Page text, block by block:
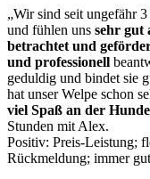
„Wir sind seit ungefähr
und fühlen uns sehr gut
betrachtet und
und professionell
geduldig und bindet sie
hat unser Welpe schon
viel Spaß an der
Stunden mit Alex.
Positiv: Preis-Leistung;
Rückmeldung; immer